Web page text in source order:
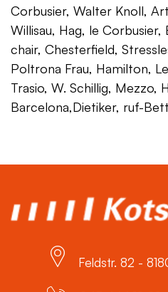
Corbusier, Walter Knoll,
Willisau, Hag, le Corbusier,
chair, Chesterfield,
Poltrona Frau, Hamilton,
Trasio, W. Schillig, Mezzo,
Barcelona,Dietiker, ruf-
Feldstr. 82 -